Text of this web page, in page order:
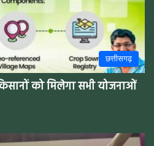
छत्तीसगढ़
को मिलेगा सभी योजनाओं